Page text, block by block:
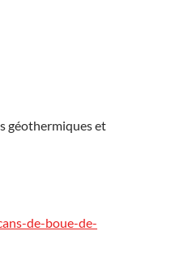
géothermiques et
de-boue-de-